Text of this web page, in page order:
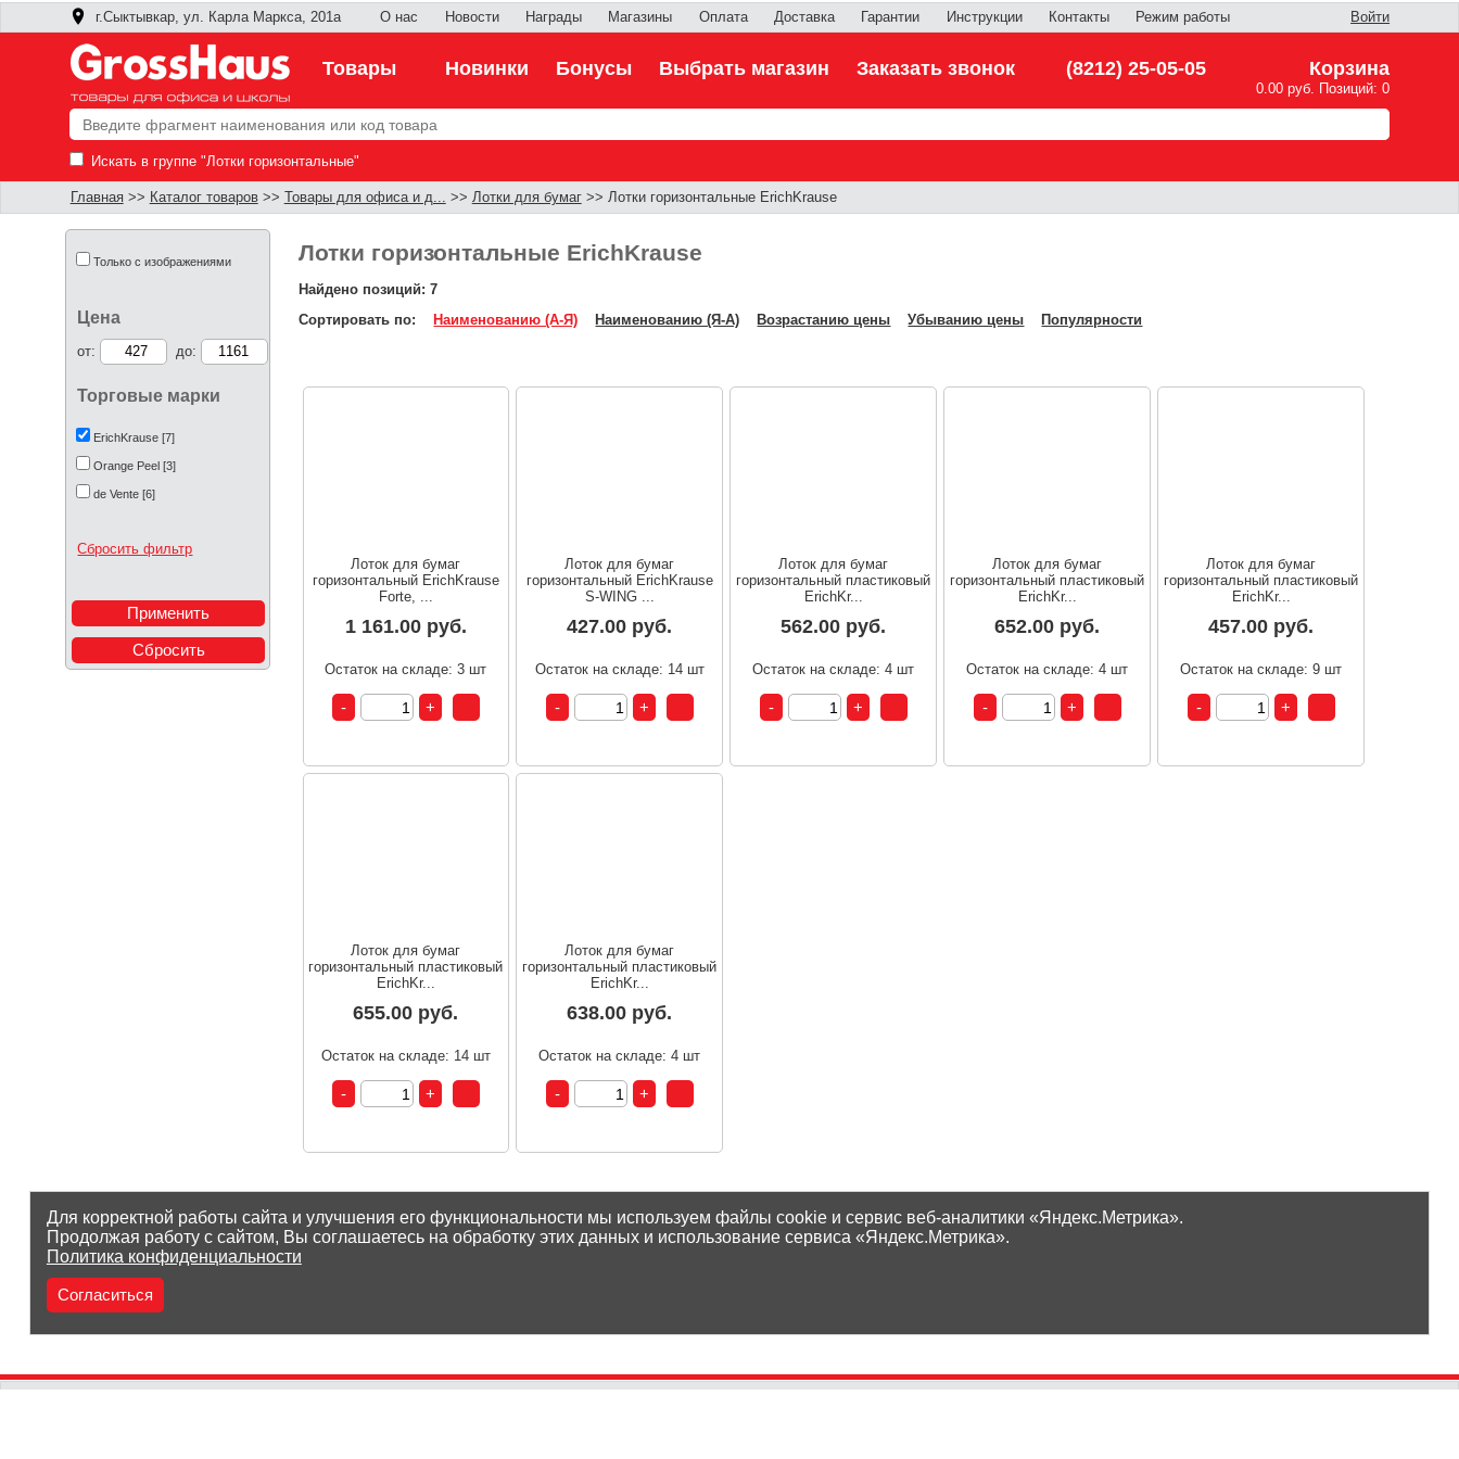
г.Сыктывкар, ул. Карла Маркса, 201а О нас Новости Награды Магазины Оплата Доставка Гарантии Инструкции Контакты Режим работы Войти
Товары Новинки Бонусы Выбрать магазин Заказать звонок (8212) 25-05-05 Корзина
0.00 руб. Позиций: 0
Искать в группе "Лотки горизонтальные"
Главная>> Каталог товаров>> Товары для офиса и д... >> Лотки для бумаг>> Лотки горизонтальные ErichKrause
Только с изображениями
Цена
от: до:
Торговые марки
ErichKrause [7]
Orange Peel [3]
de Vente [6]
Сбросить фильтр
Лотки горизонтальные ErichKrause
Найдено позиций: 7
Сортировать по:Наименованию (А-Я) Наименованию (Я-А) Возрастанию цены Убыванию цены Популярности
Лоток для бумаг
горизонтальный ErichKrause
Forte, ...
1 161.00 руб.
Остаток на складе: 3 шт
Лоток для бумаг
горизонтальный ErichKrause
S-WING ...
427.00 руб.
Остаток на складе: 14 шт
Лоток для бумаг
горизонтальный пластиковый
ErichKr...
562.00 руб.
Остаток на складе: 4 шт
Лоток для бумаг
горизонтальный пластиковый
ErichKr...
652.00 руб.
Остаток на складе: 4 шт
Лоток для бумаг
горизонтальный пластиковый
ErichKr...
457.00 руб.
Остаток на складе: 9 шт
Лоток для бумаг
горизонтальный пластиковый
ErichKr...
655.00 руб.
Остаток на складе: 14 шт
Лоток для бумаг
горизонтальный пластиковый
ErichKr...
638.00 руб.
Остаток на складе: 4 шт
Для корректной работы сайта и улучшения его функциональности мы используем файлы cookie и сервис веб-аналитики «Яндекс.Метрика».
Продолжая работу с сайтом, Вы соглашаетесь на обработку этих данных и использование сервиса «Яндекс.Метрика».
Политика конфиденциальности
Согласиться